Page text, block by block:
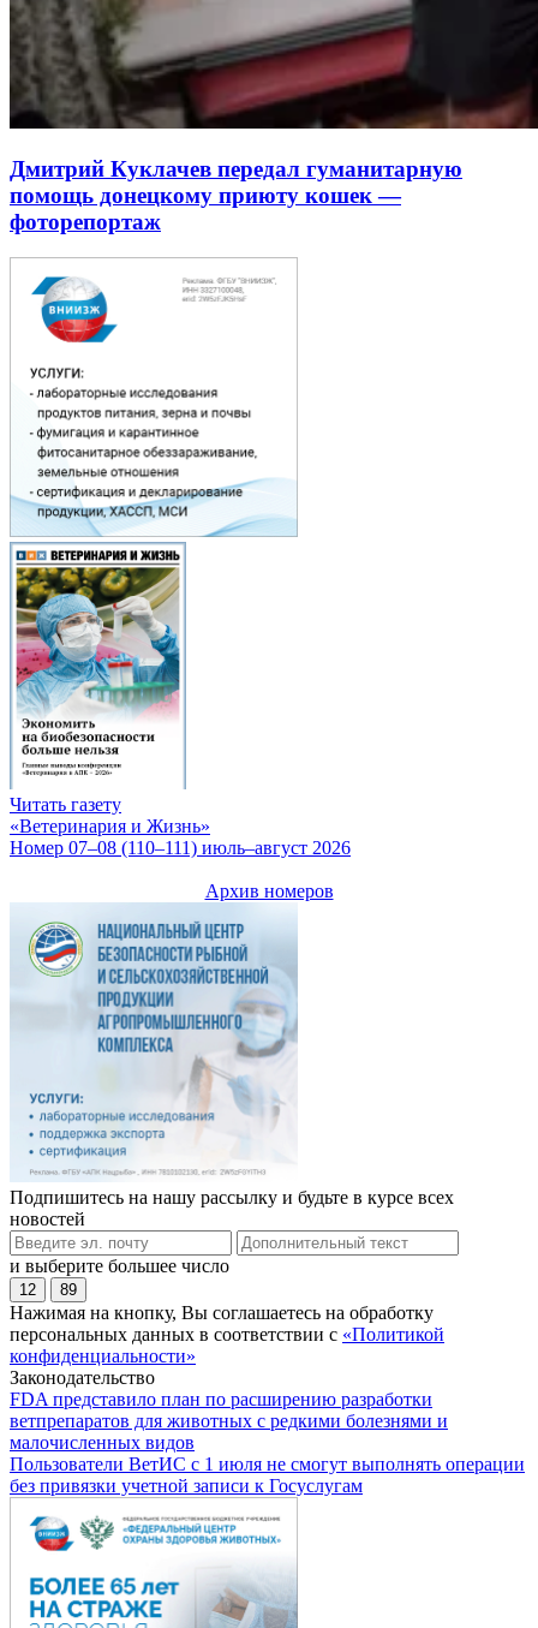
Дмитрий Куклачев передал гуманитарную
помощь донецкому приюту кошек —
фоторепортаж
Читать газету
«Ветеринария и Жизнь»
Номер 07–08 (110–111) июль–август 2026
Архив номеров
Подпишитесь на нашу рассылку и будьте в курсе всех
новостей
и выберите большее число
12 89
Нажимая на кнопку, Вы соглашаетесь на обработку
персональных данных в соответствии с «Политикой
конфиденциальности»
Законодательство
FDA представило план по расширению разработки
ветпрепаратов для животных с редкими болезнями и
малочисленных видов
Пользователи ВетИС с 1 июля не смогут выполнять операции
без привязки учетной записи к Госуслугам